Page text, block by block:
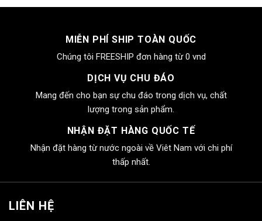
MIỄN PHÍ SHIP TOÀN QUỐC
Chúng tôi FREESHIP đơn hàng từ 0 vnd
DỊCH VỤ CHU ĐÁO
Mang đến cho bạn sự chu đáo trong dịch vụ, chất
lượng trong sản phẩm.
NHẬN ĐẶT HÀNG QUỐC TẾ
Nhận đặt hàng từ nước ngoài về Viêt Nam với chi phí
thấp nhất.
LIÊN HỆ